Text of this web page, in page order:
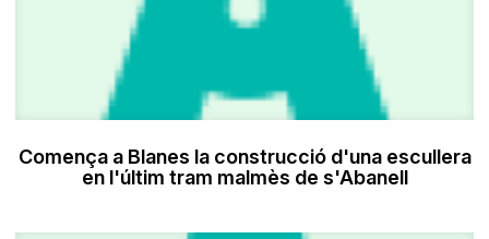
Comença a Blanes la construcció d'una escullera
en l'últim tram malmès de s'Abanell